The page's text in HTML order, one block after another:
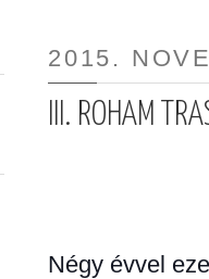
2015.
III. ROHAM
Négy évvel